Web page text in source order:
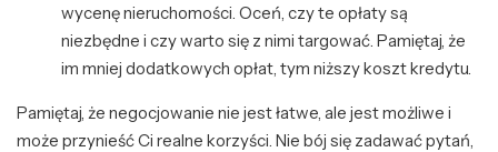
wycenę nieruchomości. Oceń, czy te opłaty są
niezbędne i czy warto się z nimi targować. Pamiętaj, że
im mniej dodatkowych opłat, tym niższy koszt kredytu.
Pamiętaj, że negocjowanie nie jest łatwe, ale jest możliwe i
może przynieść Ci realne korzyści. Nie bój się zadawać pytań,